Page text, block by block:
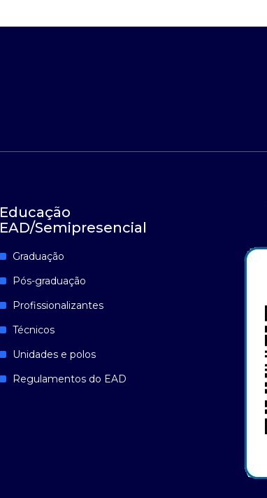
Educação
EAD/Semipresencial
Graduação
Pós-graduação
Profissionalizantes
Técnicos
Unidades e polos
Regulamentos do EAD